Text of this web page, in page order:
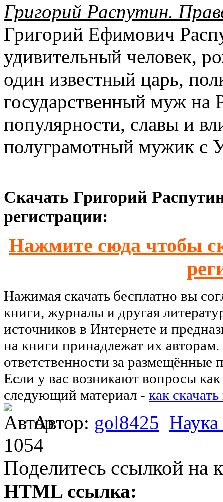
Григорий Распутин.
Григорий Ефимович
удивительный человек,
один известный царь,
государственный муж на
популярности, славы и
полуграмотный мужик с
Скачать Григорий
регистрации:
Нажмите сюда чтобы
Нажимая скачать бесплатно вы
книги, журналы и другая
источников в Интернете и
на книги принадлежат их
ответственности за размещённые
Если у вас возникают вопросы как
следующий материал - как
Автор: gol8425 Наука
1054
Поделитесь ссылкой на
HTML ссылка: